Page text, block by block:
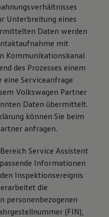
Unterbreitung eines
Daten werden
mit
Kommunikationskanal
des Prozesses einem
eine Serviceanfrage
Volkswagen Partner
Daten übermittelt.
können Sie beim
anfragen.
Service Assistent
Informationen
Inspektionsereignis
die
personenbezogenen
(FIN),